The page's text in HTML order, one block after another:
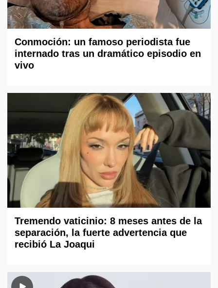
Conmoción: un famoso periodista fue
internado tras un dramático episodio en
vivo
Tremendo vaticinio: 8 meses antes de la
separación, la fuerte advertencia que
recibió La Joaqui